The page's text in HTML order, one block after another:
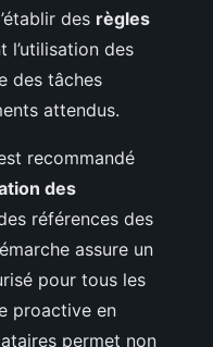
des règles
l’utilisation des
des tâches
attendus.
recommandé
des
références des
assure un
pour tous les
proactive en
permet non